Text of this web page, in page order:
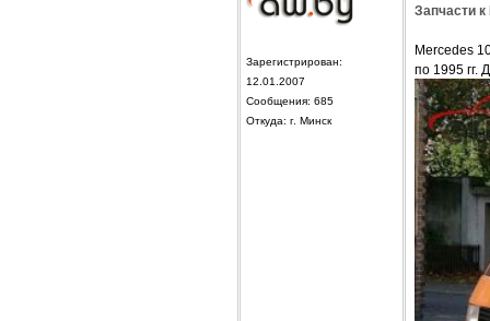
Зарегистрирован:
12.01.2007
Сообщения: 685
Откуда: г. Минск
Запчасти
Mercedes
по 1995 гг.